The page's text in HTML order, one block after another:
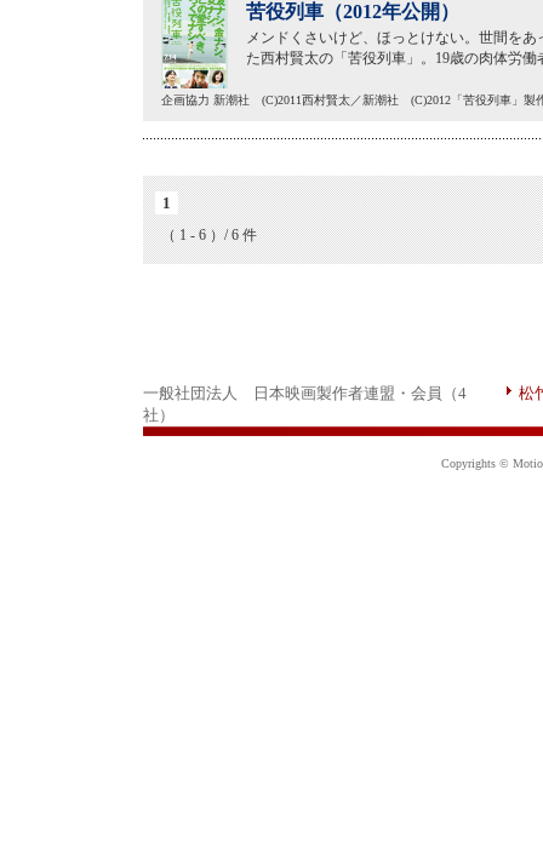
苦役列車（2012年公開）
メンドくさいけど、ほっとけない。世間を
た西村賢太の「苦役列車」。19歳の肉体労
企画協力 新潮社 (C)2011西村賢太／新潮社 (C)2012「苦役列車」製
1
（ 1 - 6 ）/ 6 件
一般社団法人 日本映画製作者連盟・会員（4
社）
松
Copyrights ©